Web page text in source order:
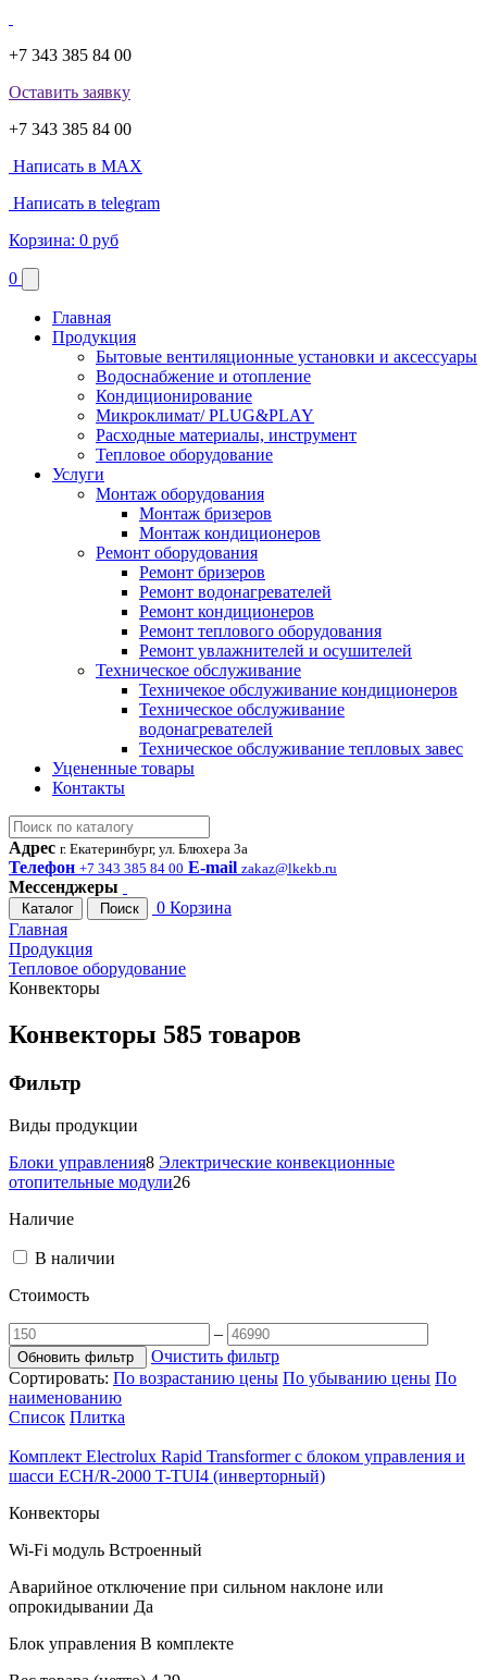
+7 343 385 84 00
Оставить заявку
+7 343 385 84 00
Написать в MAX
Написать в telegram
Корзина: 0 руб
0
Главная
Продукция
Бытовые вентиляционные установки и аксессуары
Водоснабжение и отопление
Кондиционирование
Микроклимат/ PLUG&PLAY
Расходные материалы, инструмент
Тепловое оборудование
Услуги
Монтаж оборудования
Монтаж бризеров
Монтаж кондиционеров
Ремонт оборудования
Ремонт бризеров
Ремонт водонагревателей
Ремонт кондиционеров
Ремонт теплового оборудования
Ремонт увлажнителей и осушителей
Техническое обслуживание
Техничекое обслуживание кондиционеров
Техническое обслуживание
водонагревателей
Техническое обслуживание тепловых завес
Уцененные товары
Контакты
Адрес г. Екатеринбург, ул. Блюхера 3а
Телефон +7 343 385 84 00 E-mail zakaz@lkekb.ru
Мессенджеры
Каталог Поиск 0 Корзина
Главная
Продукция
Тепловое оборудование
Конвекторы
Конвекторы 585 товаров
Фильтр
Виды продукции
Блоки управления8 Электрические конвекционные
отопительные модули26
Наличие
В наличии
Стоимость
–
Обновить фильтр
Очистить фильтр
Сортировать: По возрастанию цены По убыванию цены По
наименованию
Список Плитка
Комплект Electrolux Rapid Transformer с блоком управления и
шасси ECH/R-2000 T-TUI4 (инверторный)
Конвекторы
Wi-Fi модуль Встроенный
Аварийное отключение при сильном наклоне или
опрокидывании Да
Блок управления В комплекте